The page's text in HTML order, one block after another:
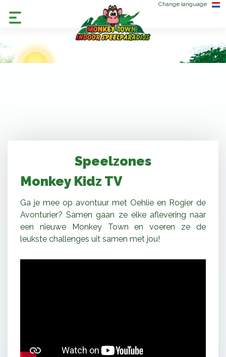
Change language
Speelzones
Monkey Kidz TV
Ga je mee op avontuur met Oehlie en Rogier de
Avonturier? Samen gaan ze elke aflevering naar
een nieuwe Monkey Town en voeren ze de
leukste challenges uit samen met jou!